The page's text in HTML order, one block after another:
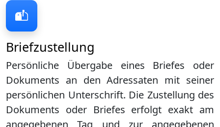
Briefzustellung
Persönliche Übergabe eines Briefes oder
Dokuments an den Adressaten mit seiner
persönlichen Unterschrift. Die Zustellung des
Dokuments oder Briefes erfolgt exakt am